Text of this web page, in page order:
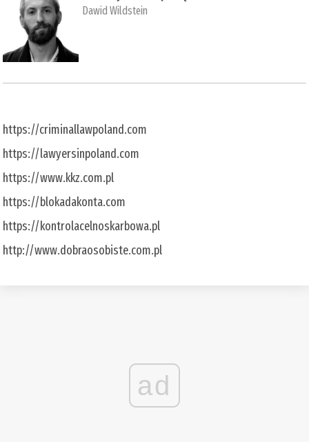
Dawid Wildstein
https://criminallawpoland.com
https://lawyersinpoland.com
https://www.kkz.com.pl
https://blokadakonta.com
https://kontrolacelnoskarbowa.pl
http://www.dobraosobiste.com.pl
ad